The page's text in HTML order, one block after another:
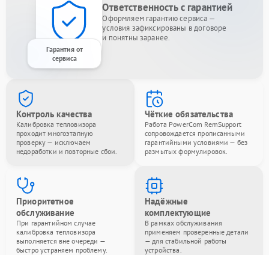
Гарантия от
сервиса
Ответственность с гарантией
Оформляем гарантию сервиса —
условия зафиксированы в договоре
и понятны заранее.
Контроль качества
Калибровка тепловизора
проходит многоэтапную
проверку — исключаем
недоработки и повторные сбои.
Чёткие обязательства
Работа PowerCom RemSupport
сопровождается прописанными
гарантийными условиями — без
размытых формулировок.
Приоритетное
обслуживание
При гарантийном случае
калибровка тепловизора
выполняется вне очереди —
быстро устраняем проблему.
Надёжные
комплектующие
В рамках обслуживания
применяем проверенные детали
— для стабильной работы
устройства.